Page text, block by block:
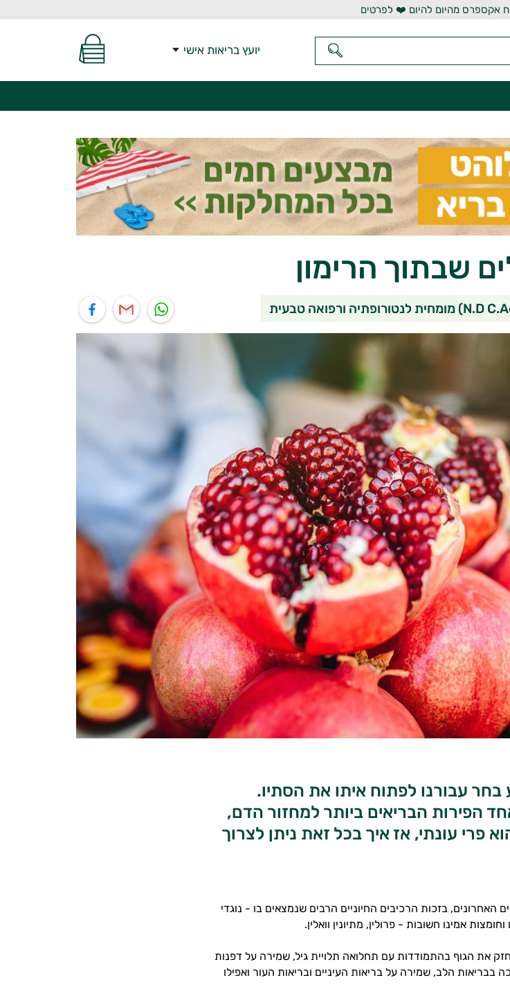
אקספרס מהיום להיום ❤️ לפרטים
יועץ בריאות אישי
שבתוך הרימון
עבורנו לפתוח איתו את הסתיו.
הפירות הבריאים ביותר למחזור הדם,
פרי עונתי, אז איך בכל זאת ניתן לצרוך
האחרונים, בזכות הרכיבים החיוניים הרבים שנמצאים בו - נוגדי
אמינו חשובות - פרולין, מתיונין וואלין.
את הגוף בהתמודדות עם תחלואה תלויית גיל, שמירה על דפנות
בבריאות הלב, שמירה על בריאות העיניים ובריאות העור ואפילו